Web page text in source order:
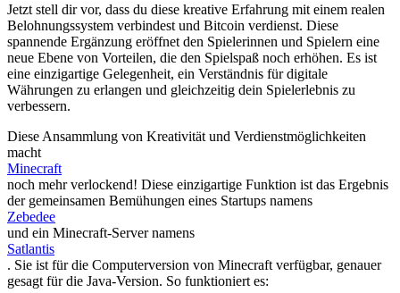
Jetzt stell dir vor, dass du diese kreative Erfahrung mit einem realen
Belohnungssystem verbindest und Bitcoin verdienst. Diese
spannende Ergänzung eröffnet den Spielerinnen und Spielern eine
neue Ebene von Vorteilen, die den Spielspaß noch erhöhen. Es ist
eine einzigartige Gelegenheit, ein Verständnis für digitale
Währungen zu erlangen und gleichzeitig dein Spielerlebnis zu
verbessern.
Diese Ansammlung von Kreativität und Verdienstmöglichkeiten
macht
Minecraft
noch mehr verlockend! Diese einzigartige Funktion ist das Ergebnis
der gemeinsamen Bemühungen eines Startups namens
Zebedee
und ein Minecraft-Server namens
Satlantis
. Sie ist für die Computerversion von Minecraft verfügbar, genauer
gesagt für die Java-Version. So funktioniert es: